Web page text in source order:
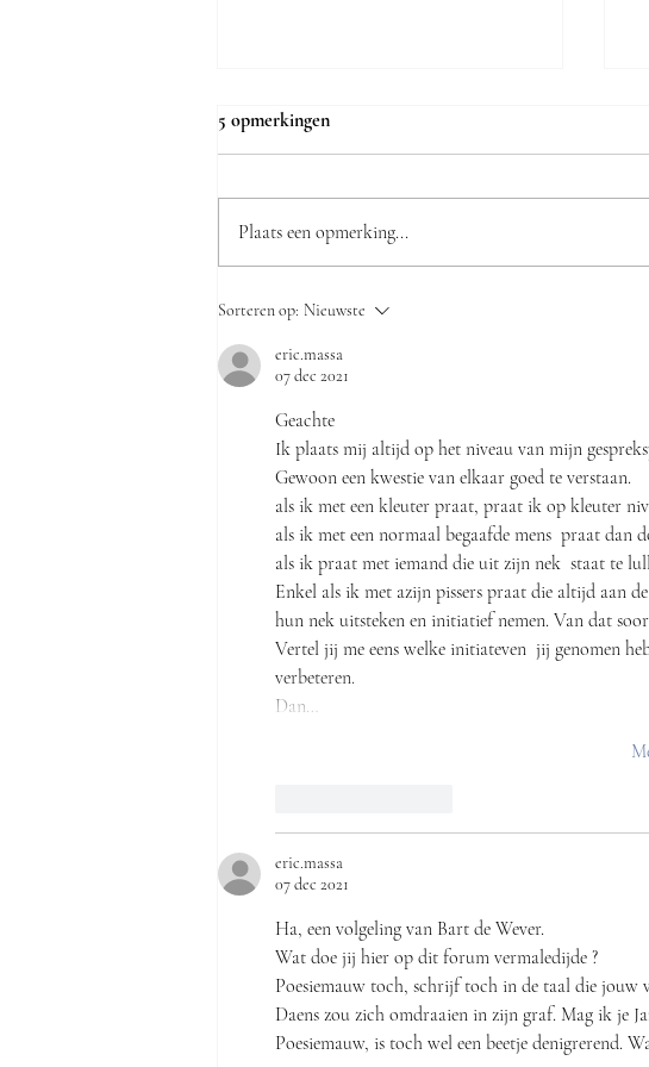
De keramische waarheid volgens
Katja Jamar: "Veel Truienaren
zijn verrast dat onze zaak bestaat"
5 opmerkingen
Plaats een opmerking...
Sorteren op: Nieuwste
eric.massa
07 dec 2021
Geachte
Ik plaats mij altijd op het niveau van mijn
Gewoon een kwestie van elkaar goed te verstaan.
als ik met een kleuter praat, praat ik op kleuter
als ik met een normaal begaafde mens  praat dan
als ik praat met iemand die uit zijn nek  staat te
Enkel als ik met azijn pissers praat die altijd aan
hun nek uitsteken en initiatief nemen. Van dat
Vertel jij me eens welke initiateven  jij genomen
verbeteren.
Dan…
eric.massa
07 dec 2021
Ha, een volgeling van Bart de Wever.
Wat doe jij hier op dit forum vermaledijde ?
Poesiemauw toch, schrijf toch in de taal die jouw
Daens zou zich omdraaien in zijn graf. Mag ik je
Poesiemauw, is toch wel een beetje denigrerend.